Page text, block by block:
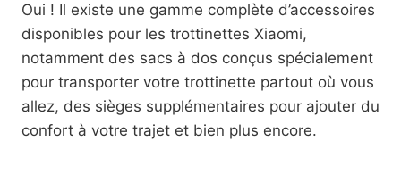
Oui ! Il existe une gamme complète d’accessoires
disponibles pour les trottinettes Xiaomi,
notamment des sacs à dos conçus spécialement
pour transporter votre trottinette partout où vous
allez, des sièges supplémentaires pour ajouter du
confort à votre trajet et bien plus encore.